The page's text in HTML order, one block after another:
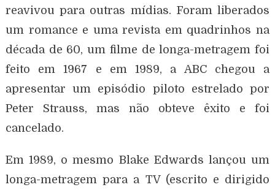
reavivou para outras mídias. Foram liberados
um romance e uma revista em quadrinhos na
década de 60, um filme de longa-metragem foi
feito em 1967 e em 1989, a ABC chegou a
apresentar um episódio piloto estrelado por
Peter Strauss, mas não obteve êxito e foi
cancelado.
Em 1989, o mesmo Blake Edwards lançou um
longa-metragem para a TV (escrito e dirigido